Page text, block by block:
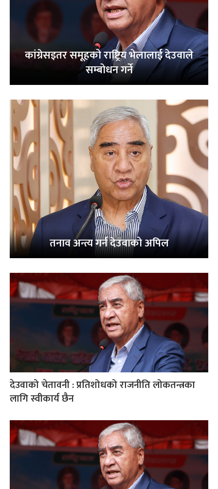
कांग्रेसइतर समूहको राष्ट्रिय भेलालाई देउवाले
सम्बोधन गर्ने
तनाव अन्त्य गर्न देउवाको अपिल
देउवाको चेतावनी : प्रतिशोधको राजनीति लोकतन्त्रका
लागि स्वीकार्य छैन